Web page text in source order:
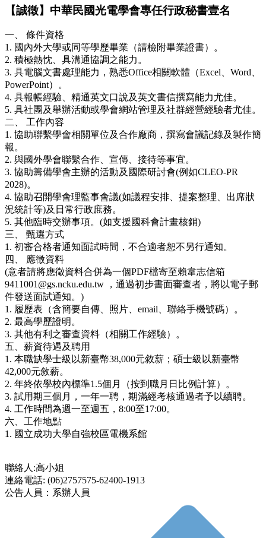
【誠徵】中華民國光電學會專任行政秘書壹名
一、 條件資格
1. 國內外大學或同等學歷畢業（請檢附畢業證書）。
2. 積極熱忱、具溝通協調之能力。
3. 具電腦文書處理能力，熟悉Office相關軟體（Excel、Word、
PowerPoint）。
4. 具報帳經驗、精通英文口說及英文書信撰寫能力尤佳。
5. 具社團及舉辦活動或學會網站管理及社群經營經驗者尤佳。
二、 工作內容
1. 協助聯繫學會相關單位及合作廠商，撰寫會議記錄及製作簡
報。
2. 與國外學會聯繫合作、宣傳、接待等事宜。
3. 協助籌備學會主辦的活動及國際研討會(例如CLEO-PR
2028)。
4. 協助召開學會理監事會議(如議程安排、提案整理、出席狀
況統計等)及日常行政庶務。
5. 其他臨時交辦事項。(如支援國科會計畫核銷)
三、 甄選方式
1. 初審合格者通知面試時間，不合適者恕不另行通知。
四、 應徵資料
(意者請將應徵資料合併為一個PDF檔寄至賴韋志信箱
9411001@gs.ncku.edu.tw ，通過初步書面審查者，將以電子郵
件發送面試通知。)
1. 履歷表（含簡要自傳、照片、email、聯絡手機號碼）。
2. 最高學歷證明。
3. 其他有利之審查資料（相關工作經驗）。
五、薪資待遇及聘用
1. 本職缺學士級以新臺幣38,000元敘薪；碩士級以新臺幣
42,000元敘薪。
2. 年終依學校內標準1.5個月（按到職月日比例計算）。
3. 試用期三個月，一年一聘，期滿經考核通過者予以續聘。
4. 工作時間為週一至週五，8:00至17:00。
六、工作地點
1. 國立成功大學自強校區電機系館
聯絡人:高小姐
連絡電話: (06)2757575-62400-1913
公告人員：系辦人員